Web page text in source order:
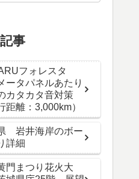
事
フォレスタ
タパネルあたり
カタカタ音対策
距離：3,000km）
岩井海岸のボー
詳細
門まつり花火大